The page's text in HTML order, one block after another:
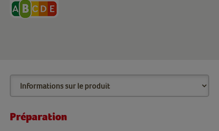
Préparation